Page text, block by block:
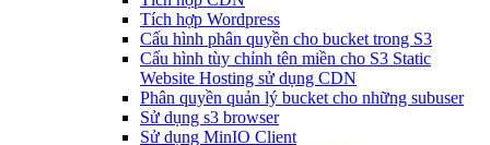
Tích hợp Wordpress
Cấu hình phân quyền cho bucket trong S3
Cấu hình tùy chỉnh tên miền cho S3 Static
Website Hosting sử dụng CDN
Phân quyền quản lý bucket cho những subuser
Sử dụng s3 browser
Sử dụng MinIO Client